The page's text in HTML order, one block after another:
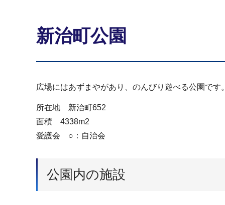
新治町公園
広場にはあずまやがあり、のんびり遊べる公園で
所在地 新治町652
面積 4338m2
愛護会 ○：自治会
公園内の施設